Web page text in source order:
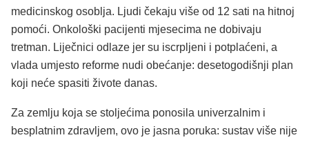
medicinskog osoblja. Ljudi čekaju više od 12 sati na hitnoj
pomoći. Onkološki pacijenti mjesecima ne dobivaju
tretman. Liječnici odlaze jer su iscrpljeni i potplaćeni, a
vlada umjesto reforme nudi obećanje: desetogodišnji plan
koji neće spasiti živote danas.
Za zemlju koja se stoljećima ponosila univerzalnim i
besplatnim zdravljem, ovo je jasna poruka: sustav više nije